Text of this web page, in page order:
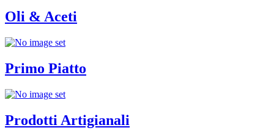
Oli & Aceti
Primo Piatto
Prodotti Artigianali